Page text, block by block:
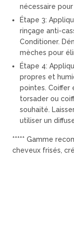
nécessaire
Étape 3:
rinçage anti-
Conditioner.
mèches pour
Étape 4:
propres et
pointes. Coiffer
torsader ou
souhaité.
utiliser un
***** Gamme
cheveux frisés,